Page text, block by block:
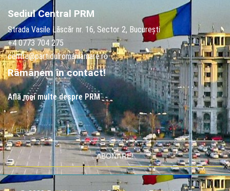
Sediul Central PRM
Strada Vasile Lăscăr nr. 16, Sector 2, București
+4 0773 704 275
centru@partidulromaniamare.ro
Rămânem în contact!
Află mai multe despre PRM
ABONARE!